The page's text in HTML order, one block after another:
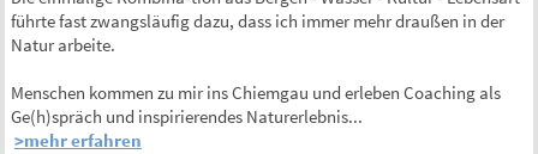
führte fast zwangsläufig dazu, dass ich immer mehr draußen in der
Natur arbeite.
Menschen kommen zu mir ins Chiemgau und erleben Coaching als
Ge(h)spräch und inspirierendes Naturerlebnis...
>mehr erfahren